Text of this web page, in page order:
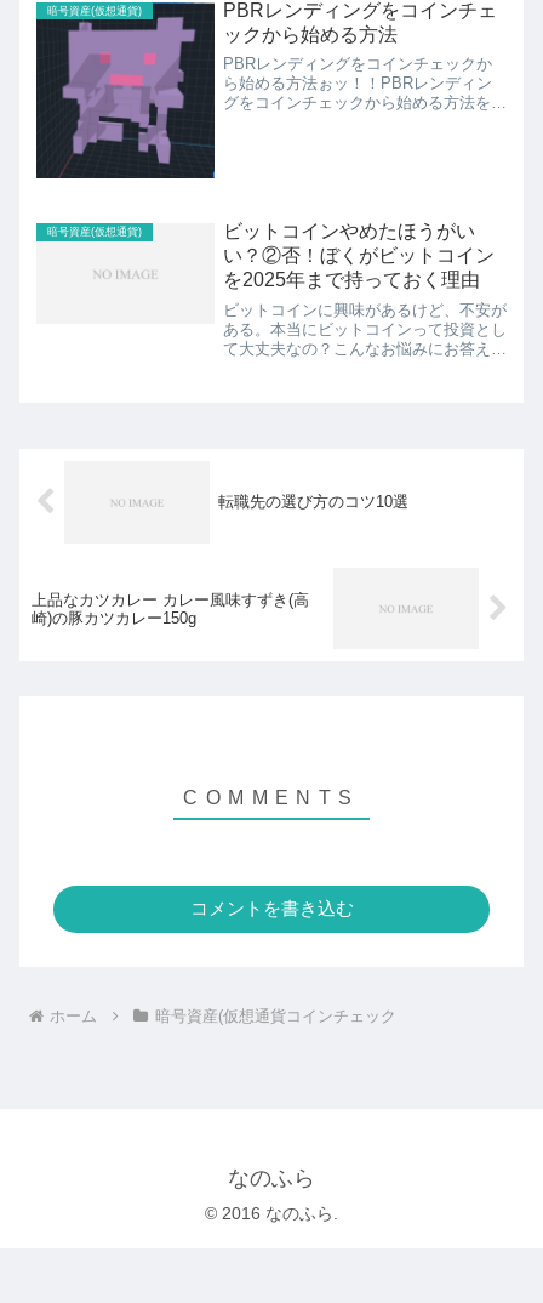
したのでした。このブログを読むと、ビ
ットコイ...
暗号資産(仮想通貨)
PBRレンディングをコインチェ
ックから始める方法
PBRレンディングをコインチェックか
ら始める方法ぉッ！！PBRレンディン
グをコインチェックから始める方法をお
暗号資産(仮想通貨)
ビットコインやめたほうがい
い？②否！ぼくがビットコイン
を2025年まで持っておく理由
ビットコインに興味があるけど、不安が
ある。本当にビットコインって投資とし
て大丈夫なの？こんなお悩みにお答えし
転職先の選び方のコツ10選
上品なカツカレー カレー風味すずき(高
崎)の豚カツカレー150g
コメントを書き込む
ホーム 暗号資産(仮想通貨コインチェック
なのふら
© 2016 なのふら.